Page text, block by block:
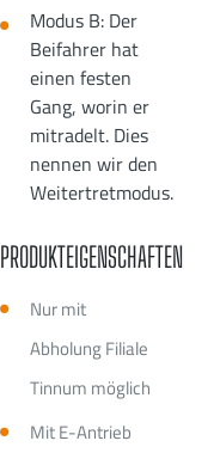
Modus B: Der
Beifahrer hat
einen festen
Gang, worin er
mitradelt. Dies
nennen wir den
Weitertretmodus.
PRODUKTEIGENSCHAFTEN
Nur mit
Abholung Filiale
Tinnum möglich
Mit E-Antrieb